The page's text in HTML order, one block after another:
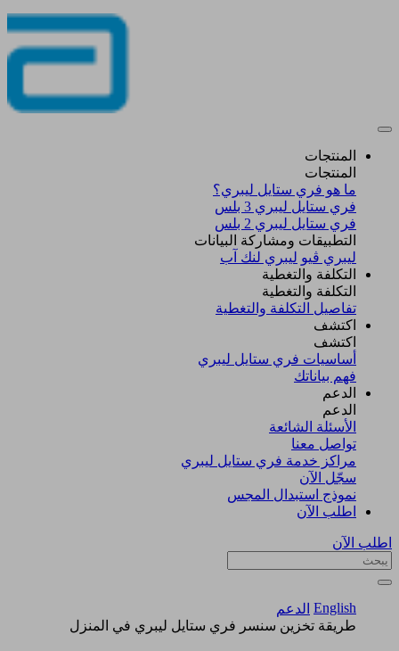
المنتجات
المنتجات
ما هو فري ستايل ليبري؟
فري ستايل ليبري 3 بلس​
فري ستايل ليبري 2 بلس​
التطبيقات ومشاركة البيانات
ليبري ڤيو ليبري لنك آب
التكلفة والتغطية
التكلفة والتغطية
تفاصيل التكلفة والتغطية
اكتشف​
اكتشف​
أساسيات فري ستايل ليبري
فهم بياناتك
الدعم
الدعم
الأسئلة الشائعة
تواصل معنا
مراكز خدمة فري ستايل ليبري
سجّل الآن​
نموذج استبدال المجس
اطلب الآن
اطلب الآن
English الدعم
طريقة تخزين سنسر فري ستايل ليبري في المنزل